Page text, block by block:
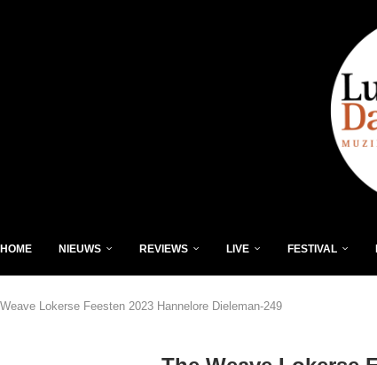
HOME NIEUWS REVIEWS LIVE FESTIVAL
Lokerse Feesten 2023 Hannelore Dieleman-249